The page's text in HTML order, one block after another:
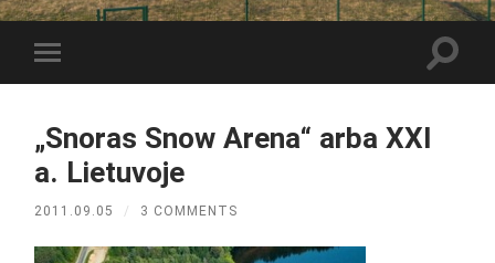
Toggle
mobile
„Snoras Snow Arena“ arba XXI
a. Lietuvoje
2011.09.05 / 3 COMMENTS